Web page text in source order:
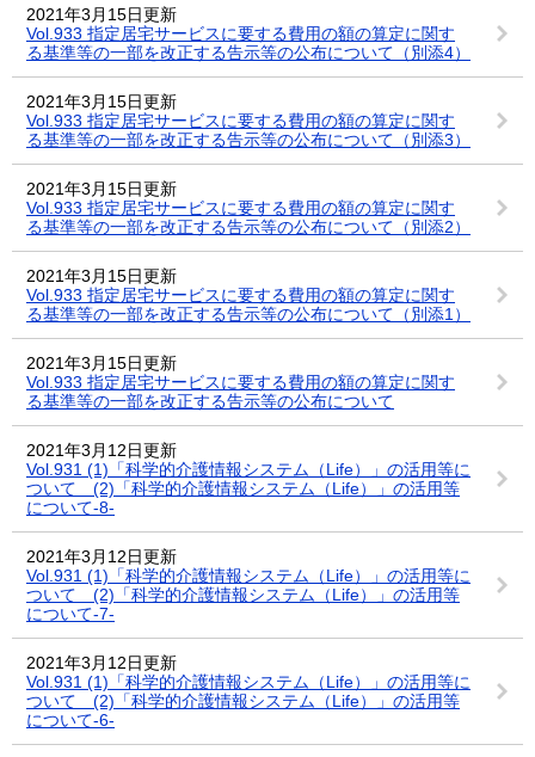
2021年3月15日更新
Vol.933 指定居宅サービスに要する費用の額の算定に関す
る基準等の一部を改正する告示等の公布について（別添4）
2021年3月15日更新
Vol.933 指定居宅サービスに要する費用の額の算定に関す
る基準等の一部を改正する告示等の公布について（別添3）
2021年3月15日更新
Vol.933 指定居宅サービスに要する費用の額の算定に関す
る基準等の一部を改正する告示等の公布について（別添2）
2021年3月15日更新
Vol.933 指定居宅サービスに要する費用の額の算定に関す
る基準等の一部を改正する告示等の公布について（別添1）
2021年3月15日更新
Vol.933 指定居宅サービスに要する費用の額の算定に関す
る基準等の一部を改正する告示等の公布について
2021年3月12日更新
Vol.931 (1)「科学的介護情報システム（Life）」の活用等に
ついて (2)「科学的介護情報システム（Life）」の活用等
について-8-
2021年3月12日更新
Vol.931 (1)「科学的介護情報システム（Life）」の活用等に
ついて (2)「科学的介護情報システム（Life）」の活用等
について-7-
2021年3月12日更新
Vol.931 (1)「科学的介護情報システム（Life）」の活用等に
ついて (2)「科学的介護情報システム（Life）」の活用等
について-6-